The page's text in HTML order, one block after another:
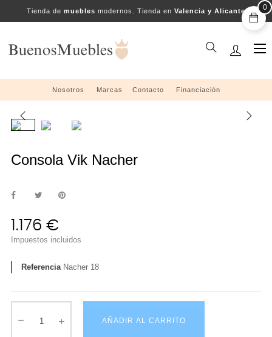
Tienda de muebles modernos. Tienda en Valencia y Alicante
☰
Nosotros .... Marcas ....Contacto.... Financiación
Consola Vik Nacher
1.176 €
Impuestos incluidos
Referencia Nacher 18
AÑADIR AL CARRITO
0